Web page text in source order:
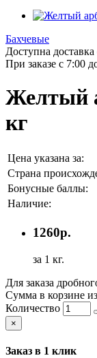
Бахчевые
Доступна
При заказе с 7:00
Желтый
кг
Цена указана за:
Страна
Бонусные баллы:
Наличие:
1260р.
за 1 кг.
Для заказа
Сумма в корзине
Количество
×
Заказ в 1 клик